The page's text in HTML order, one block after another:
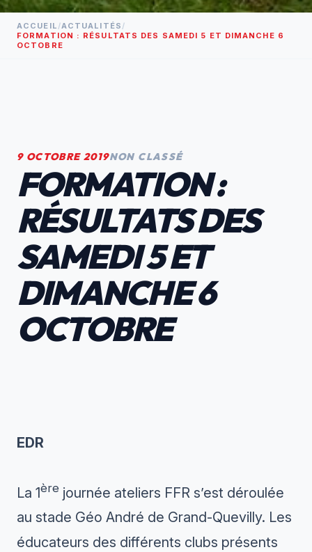
ACCUEIL /ACTUALITÉS /
FORMATION : RÉSULTATS DES SAMEDI 5 ET DIMANCHE 6
OCTOBRE
9 OCTOBRE 2019NON CLASSÉ
FORMATION :
RÉSULTATS DES
SAMEDI 5 ET
DIMANCHE 6
OCTOBRE
EDR
La 1ère journée ateliers FFR s’est déroulée
au stade Géo André de Grand-Quevilly. Les
éducateurs des différents clubs présents